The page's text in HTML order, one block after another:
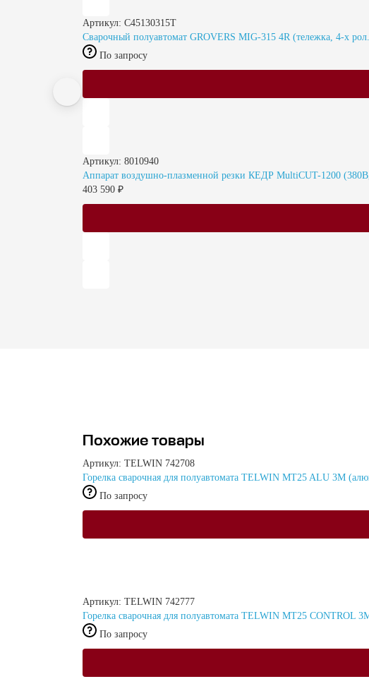
Артикул: C45130315T
Сварочный полуавтомат GROVERS MIG-315 4R (тележка, 4-х
По запросу
Артикул: 8010940
Аппарат воздушно-плазменной резки КЕДР MultiCUT-1200
403 590 ₽
Похожие товары
Артикул: TELWIN 742708
Горелка сварочная для полуавтомата TELWIN MT25 ALU 3M
По запросу
Артикул: TELWIN 742777
Горелка сварочная для полуавтомата TELWIN MT25 CONTROL
По запросу